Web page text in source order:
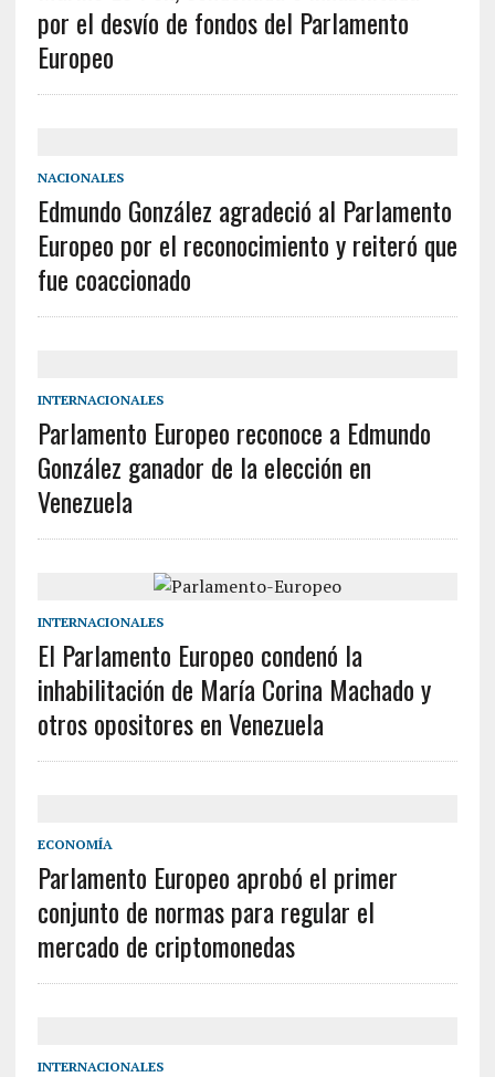
por el desvío de fondos del Parlamento
Europeo
NACIONALES
Edmundo González agradeció al Parlamento
Europeo por el reconocimiento y reiteró que
fue coaccionado
INTERNACIONALES
Parlamento Europeo reconoce a Edmundo
González ganador de la elección en
Venezuela
INTERNACIONALES
El Parlamento Europeo condenó la
inhabilitación de María Corina Machado y
otros opositores en Venezuela
ECONOMÍA
Parlamento Europeo aprobó el primer
conjunto de normas para regular el
mercado de criptomonedas
INTERNACIONALES